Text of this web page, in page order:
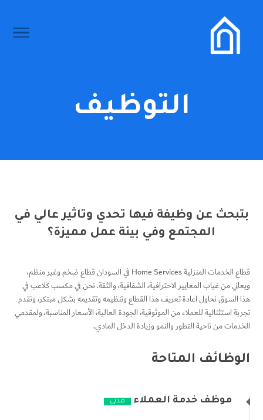
التوظيف
بتبحث عن وظيفة فيها تحدي وتاثير عالي في
المجتمع وفي بيئة عمل مميزة؟
قطاع الخدمات المنزلية Home Services في السودان قطاع ضخم وغير منظم،
ويعاني من غياب المعايير الاحترافية، الشفافية، والثقة. نحن في مكسب كلاعب في
هذا السوق نحاول اعادة تعريف هذا القطاع وتنظيمه وتقديمه بشكل مبتكر، ونقدم
تجربة استثنائية للعملاء من الموثوقية، الجودة العالية، الأسعار المناسبة، ولمقدمي
الخدمات من ناحية التطور والنمو وزيادة الدخل المادي.
الوظائف المتاحة
موظف خدمة العملاء مدني